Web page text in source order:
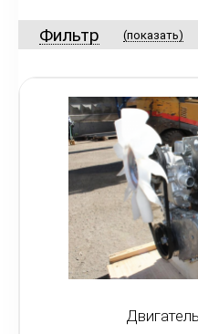
Фильтр (показать)